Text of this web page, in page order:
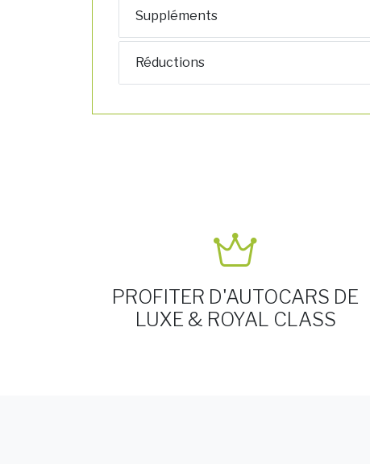
Suppléments
Réductions
PROFITER D'AUTOCARS DE
LUXE & ROYAL CLASS